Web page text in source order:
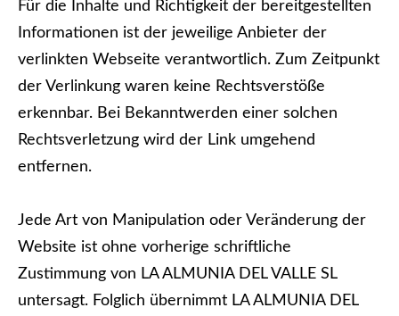
Für die Inhalte und Richtigkeit der bereitgestellten
Informationen ist der jeweilige Anbieter der
verlinkten Webseite verantwortlich. Zum Zeitpunkt
der Verlinkung waren keine Rechtsverstöße
erkennbar. Bei Bekanntwerden einer solchen
Rechtsverletzung wird der Link umgehend
entfernen.
Jede Art von Manipulation oder Veränderung der
Website ist ohne vorherige schriftliche
Zustimmung von LA ALMUNIA DEL VALLE SL
untersagt. Folglich übernimmt LA ALMUNIA DEL